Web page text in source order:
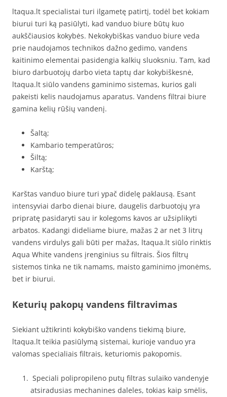
ltaqua.lt specialistai turi ilgametę patirtį, todėl bet kokiam
biurui turi ką pasiūlyti, kad vanduo biure būtų kuo
aukščiausios kokybės. Nekokybiškas vanduo biure veda
prie naudojamos technikos dažno gedimo, vandens
kaitinimo elementai pasidengia kalkių sluoksniu. Tam, kad
biuro darbuotojų darbo vieta taptų dar kokybiškesnė,
ltaqua.lt siūlo vandens gaminimo sistemas, kurios gali
pakeisti kelis naudojamus aparatus. Vandens filtrai biure
gamina kelių rūšių vandenį.
Šaltą;
Kambario temperatūros;
Šiltą;
Karštą;
Karštas vanduo biure turi ypač didelę paklausą. Esant
intensyviai darbo dienai biure, daugelis darbuotojų yra
pripratę pasidaryti sau ir kolegoms kavos ar užsiplikyti
arbatos. Kadangi dideliame biure, mažas 2 ar net 3 litrų
vandens virdulys gali būti per mažas, ltaqua.lt siūlo rinktis
Aqua White vandens įrenginius su filtrais. Šios filtrų
sistemos tinka ne tik namams, maisto gaminimo įmonėms,
bet ir biurui.
Keturių pakopų vandens filtravimas
Siekiant užtikrinti kokybiško vandens tiekimą biure,
ltaqua.lt teikia pasiūlymą sistemai, kurioje vanduo yra
valomas specialiais filtrais, keturiomis pakopomis.
Speciali polipropileno putų filtras sulaiko vandenyje
atsiradusias mechanines daleles, tokias kaip smėlis,